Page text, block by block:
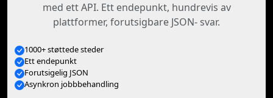
med ett API. Ett endepunkt, hundrevis av
plattformer, forutsigbare JSON- svar.
1000+ støttede steder
Ett endepunkt
Forutsigelig JSON
Asynkron jobbbehandling